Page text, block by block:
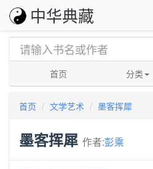
中华典藏
首页 分类
首页 文学艺术 墨客挥犀
墨客挥犀 作者:彭乘